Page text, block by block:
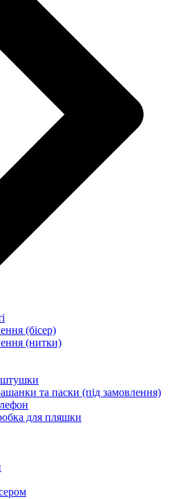
(бісер)
(нитки)
та паски (під замовлення)
для пляшки